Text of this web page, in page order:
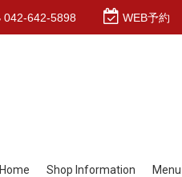
042-642-5898 WEB予約
Home Shop Information Menu